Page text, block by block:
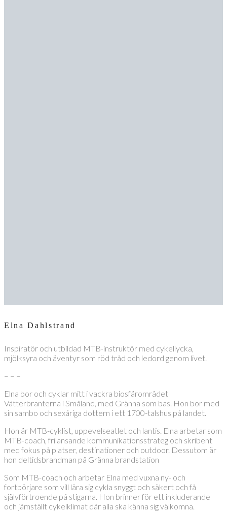
Elna Dahlstrand
Inspiratör och utbildad MTB-instruktör med cykellycka,
mjölksyra och äventyr som röd tråd och ledord genom livet.
– – –
Elna bor och cyklar mitt i vackra biosfärområdet
Vätterbranterna i Småland, med Gränna som bas. Hon bor med
sin sambo och sexåriga dottern i ett 1700-talshus på landet.
Hon är MTB-cyklist, uppevelseatlet och lantis. Elna arbetar som
MTB-coach, frilansande kommunikationsstrateg och skribent
med fokus på platser, destinationer och outdoor. Dessutom är
hon deltidsbrandman på Gränna brandstation
Som MTB-coach och arbetar Elna med vuxna ny- och
fortbörjare som vill lära sig cykla snyggt och säkert och få
självförtroende på stigarna. Hon brinner för ett inkluderande
och jämställt cykelklimat där alla ska känna sig välkomna.